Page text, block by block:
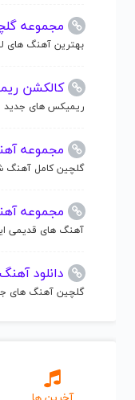
مجموعه
بهترین آهنگ های
کالکشن
ریمیکس های جدید
مجموعه
گلچین کامل آهنگ
مجموعه
آهنگ های قدیمی
دانلود
گلچین آهنگ های